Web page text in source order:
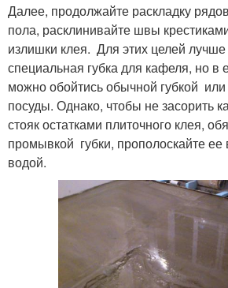
Далее, продолжайте раскладку
пола, расклинивайте швы
излишки клея. Для этих целей лучше
специальная губка для кафеля, но в
можно обойтись обычной губкой
посуды. Однако, чтобы не засорить
стояк остатками плиточного клея,
промывкой губки, прополоскайте ее
водой.